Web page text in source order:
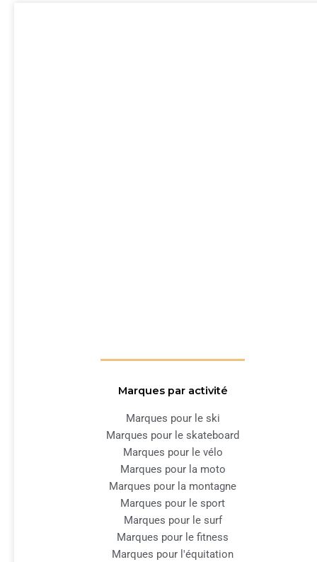
Marques par activité
Marques pour le ski
Marques pour le skateboard
Marques pour le vélo
Marques pour la moto
Marques pour la montagne
Marques pour le sport
Marques pour le surf
Marques pour le fitness
Marques pour l'équitation